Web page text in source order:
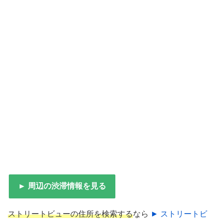
► 周辺の渋滞情報を見る
ストリートビューの住所を検索するなら ► ストリートビ